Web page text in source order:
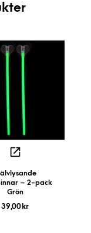
– 2-pack
Grön
39,00 kr